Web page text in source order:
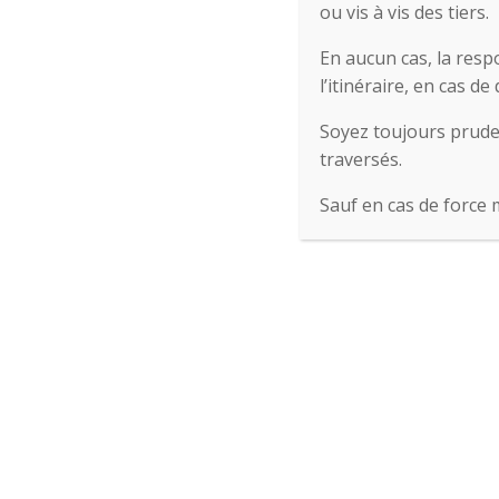
ou vis à vis des tiers.
En aucun cas, la
l’itinéraire, en cas
Soyez toujours
traversés.
Sauf en cas de force